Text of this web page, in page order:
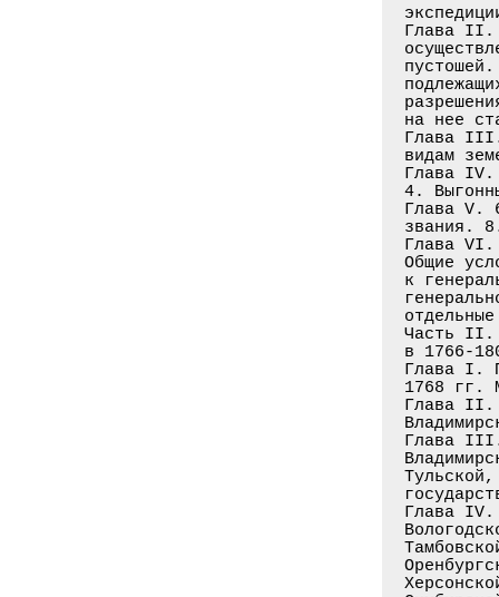
Глава II.
на нее
Глава III.
видам
Глава IV.
4.
Глава V.
звания.
Глава VI.
Общие
к
Часть II.
в 1766-
Глава I.
1768 гг.
Глава II.
Глава III.
Глава IV.